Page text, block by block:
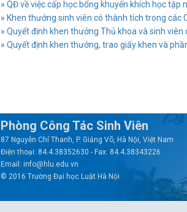
» QĐ về việc cấp học bổng khuyến khích học tập
» Khen thưởng sinh viên có thành tích trong các
» Quyết định khen thưởng Thủ khoa và sinh viên
» Quyết định khen thưởng, trao giấy khen và
Phòng Công Tác Sinh Viên
87 Nguyễn Chí Thanh, P. Giảng Võ, Hà Nội, Việt Nam
Điện thoại: 84.4.38352630 - Fax: 84.4.38343226
Email: info@hlu.edu.vn
© 2016 Trường Đại học Luật Hà Nội